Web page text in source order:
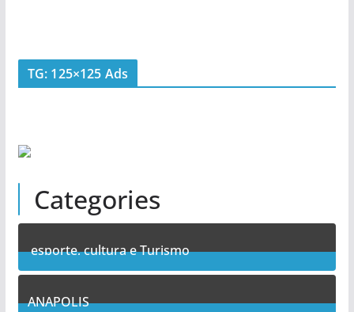
TG: 125×125 Ads
Categories
esporte, cultura e Turismo
7Posts
ANAPOLIS